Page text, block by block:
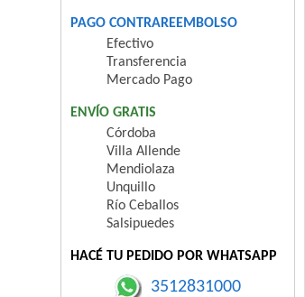
PAGO CONTRAREEMBOLSO
Efectivo
Transferencia
Mercado Pago
ENVÍO GRATIS
Córdoba
Villa Allende
Mendiolaza
Unquillo
Río Ceballos
Salsipuedes
HACÉ TU PEDIDO POR WHATSAPP
3512831000